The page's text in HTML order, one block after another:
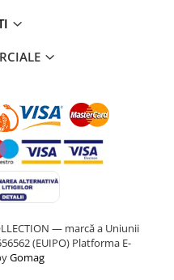
— marcă a Uniunii
(EUIPO) Platforma E-
Gomag